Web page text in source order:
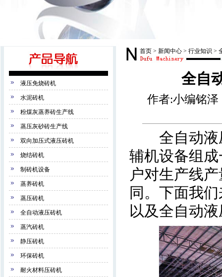
液压免烧砖机
水泥砖机
粉煤灰蒸养砖生产线
蒸压灰砂砖生产线
双向加压式液压砖机
烧结砖机
制砖机设备
蒸养砖机
蒸压砖机
全自动液压砖机
蒸汽砖机
静压砖机
环保砖机
耐火材料压砖机
首页 > 新闻中心 > 行业知识 >
全自
作者:小编铭
全自动液压
辅机设备组
户对生产线
同。下面我
以及全自动